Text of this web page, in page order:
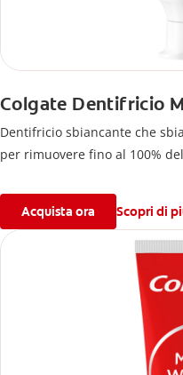
Colgate Dentifricio
Dentifricio sbiancante che
per rimuovere fino al 100%
Acquista ora Scopri di